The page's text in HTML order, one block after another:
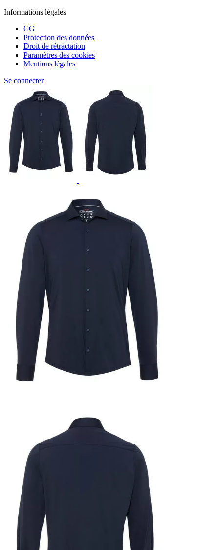
Informations légales
CG
Protection des données
Droit de rétractation
Paramètres des cookies
Mentions légales
Se connecter